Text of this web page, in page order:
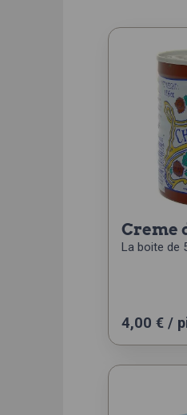
creme
La boite de
4,00 € /